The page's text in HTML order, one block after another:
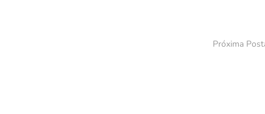
Próxima